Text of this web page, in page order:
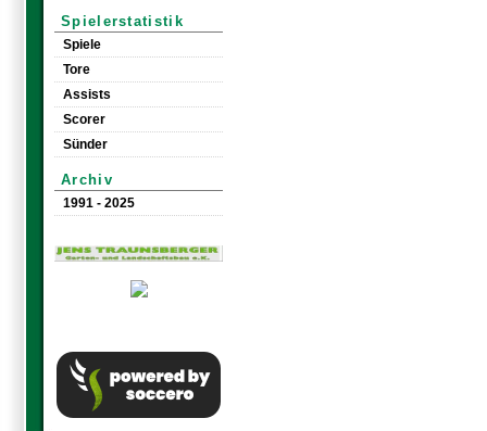
Spielerstatistik
Spiele
Tore
Assists
Scorer
Sünder
Archiv
1991 - 2025